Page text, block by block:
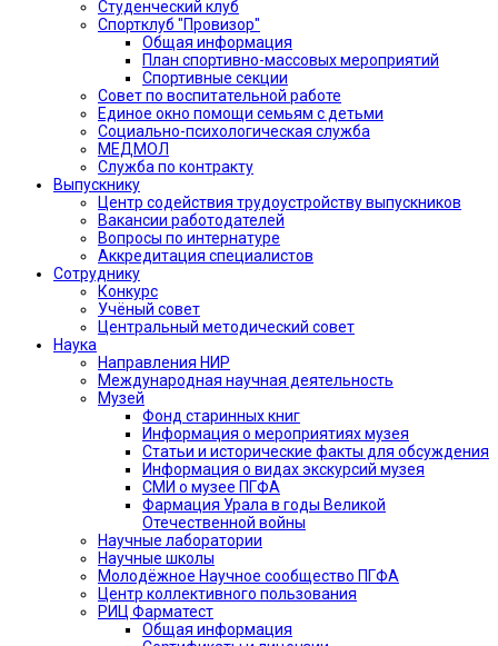
Студенческий клуб
Спортклуб "Провизор"
Общая информация
План спортивно-массовых мероприятий
Спортивные секции
Совет по воспитательной работе
Единое окно помощи семьям с детьми
Социально-психологическая служба
МЕДМОЛ
Служба по контракту
Выпускнику
Центр содействия трудоустройству выпускников
Вакансии работодателей
Вопросы по интернатуре
Аккредитация специалистов
Сотруднику
Конкурс
Учёный совет
Центральный методический совет
Наука
Направления НИР
Международная научная деятельность
Музей
Фонд старинных книг
Информация о мероприятиях музея
Статьи и исторические факты для обсуждения
Информация о видах экскурсий музея
СМИ о музее ПГФА
Фармация Урала в годы Великой
Отечественной войны
Научные лаборатории
Научные школы
Молодёжное Научное сообщество ПГФА
Центр коллективного пользования
РИЦ Фарматест
Общая информация